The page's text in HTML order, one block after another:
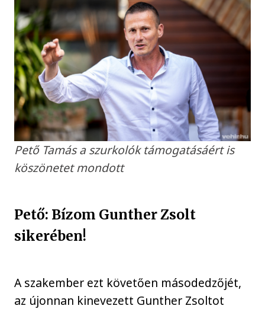
Pető Tamás a szurkolók támogatásáért is
köszönetet mondott
Pető: Bízom Gunther Zsolt
sikerében!
A szakember ezt követően másodedzőjét,
az újonnan kinevezett Gunther Zsoltot